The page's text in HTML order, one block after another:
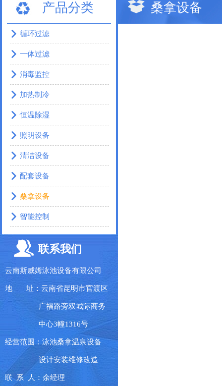
工程做的这么漂亮，甲方如何不爱？
2018亚洲泳池SPA博览会亮相，行业各类新
产品分类 桑拿设备
循环过滤
一体过滤
消毒监控
加热制冷
恒温除湿
照明设备
清洁设备
配套设备
桑拿设备
智能控制
联系我们
云南斯威姆泳池设备有限公司
地 址：云南省昆明市官渡区
广福路旁双城际商务
中心3幢1316号
经营范围：泳池桑拿温泉设备
设计安装维修改造
联 系 人：余经理